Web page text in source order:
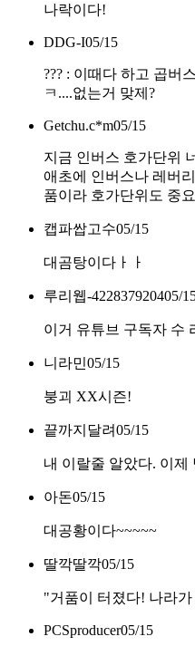
나락이다!
DDG-I05/15
??? : 이때다 하고 곱버
ㅋ....없는거 맞제?
Getchu.c*m05/15
지금 인버스 호가단위
애초에 인버스나 레버
품이라 호가단위도 중
캡파쌉고수05/15
대곰탕이다ㅏㅏ
루리웹-422837920405/
이거 유튜브 구독자 수
니라민05/15
붕괴 XX시즌!
끝까지달려05/15
내 이랄줄 알았다. 이제
아돈05/15
대공황이다~~~~~
딸깍딸깍05/15
"거품이 터졌다! 나라
PCSproducer05/15